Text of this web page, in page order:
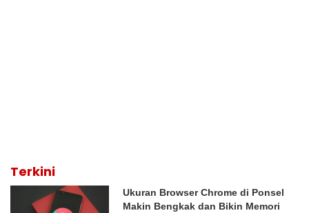
Terkini
Ukuran Browser Chrome di Ponsel
Makin Bengkak dan Bikin Memori